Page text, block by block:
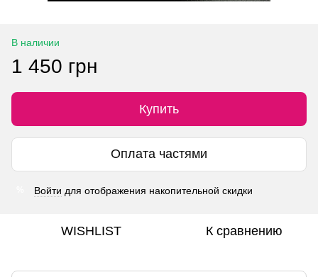
В наличии
1 450 грн
Купить
Оплата частями
Войти для отображения накопительной скидки
WISHLIST К сравнению